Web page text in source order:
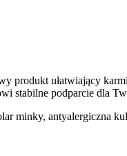
produkt ułatwiający
stabilne podparcie dla
minky, antyalergiczna